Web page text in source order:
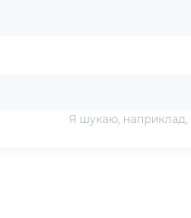
Я шукаю, наприклад,